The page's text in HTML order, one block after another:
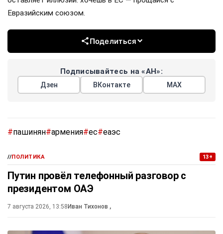
Евразийским союзом.
Поделиться
Подписывайтесь на «АН»:
Дзен ВКонтакте МАХ
#пашинян#армения#ес#еаэс
//ПОЛИТИКА 13+
Путин провёл телефонный разговор с
президентом ОАЭ
7 августа 2026, 13:58Иван Тихонов ,